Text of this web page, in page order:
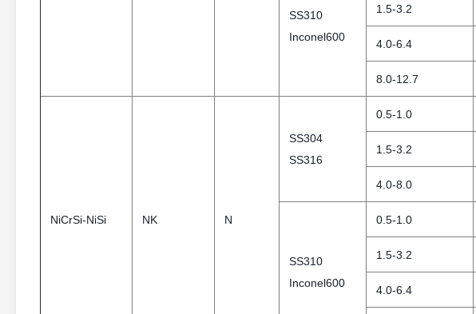
SS310
Inconel600
1.5-3.2
4.0-6.4
8.0-12.7
NiCrSi-NiSi NK N
SS304
SS316
0.5-1.0
1.5-3.2
4.0-8.0
SS310
Inconel600
0.5-1.0
1.5-3.2
4.0-6.4